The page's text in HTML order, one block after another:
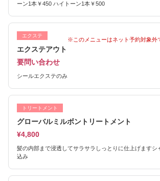
ーン1本￥450 ハイトーン1本￥500
エクステ
エクステアウト
要問い合わせ
シールエクステのみ
※このメニューはネット予約対象外
トリートメント
グローバルミルボントリートメント
¥4,800
髪の内部まで浸透してサラサラしっとりに仕上げますシ
込み